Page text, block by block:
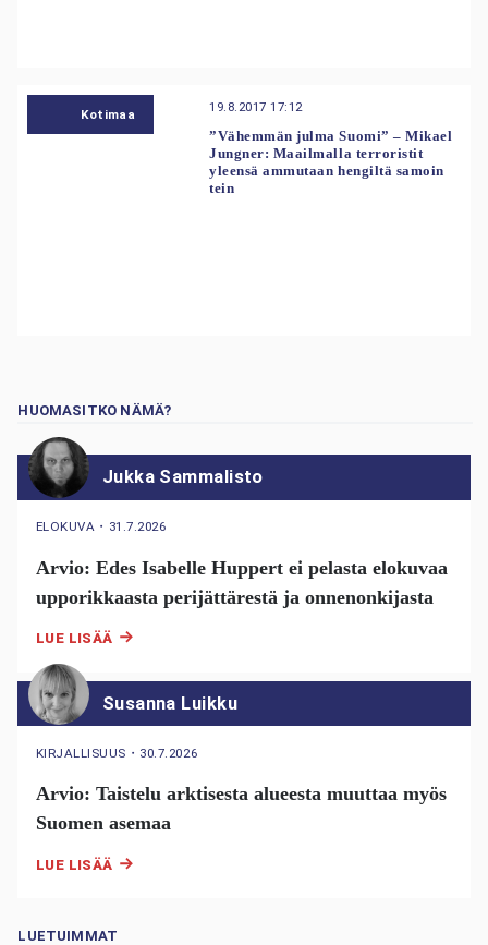
Kotimaa 19.8.2017 17:12
”Vähemmän julma Suomi” – Mikael
Jungner: Maailmalla terroristit
yleensä ammutaan hengiltä samoin
tein
HUOMASITKO NÄMÄ?
Jukka Sammalisto
ELOKUVA ・ 31.7.2026
Arvio: Edes Isabelle Huppert ei pelasta elokuvaa
upporikkaasta perijättärestä ja onnenonkijasta
LUE LISÄÄ
Susanna Luikku
KIRJALLISUUS ・ 30.7.2026
Arvio: Taistelu arktisesta alueesta muuttaa myös
Suomen asemaa
LUE LISÄÄ
LUETUIMMAT